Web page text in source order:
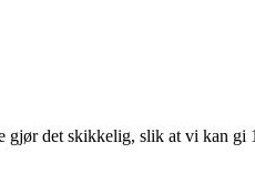
det skikkelig, slik at vi kan gi